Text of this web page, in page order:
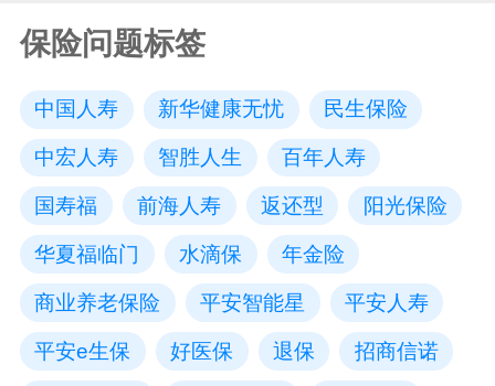
保险问题标签
中国人寿 新华健康无忧 民生保险
中宏人寿 智胜人生 百年人寿
国寿福 前海人寿 返还型 阳光保险
华夏福临门 水滴保 年金险
商业养老保险 平安智能星 平安人寿
平安e生保 好医保 退保 招商信诺